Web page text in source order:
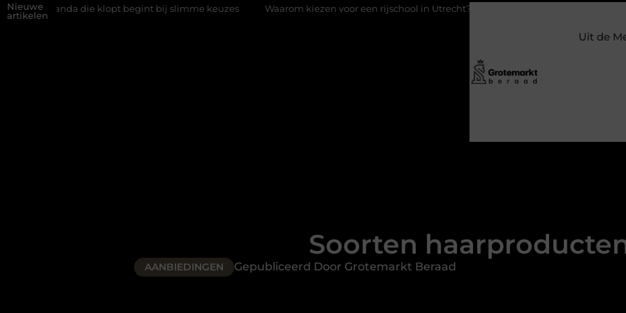
Nieuwe
artikelen
klopt begint bij slimme keuzes Waarom kiezen voor een rijschool in Utrecht? Duurzaamheid verweven in de bedrijfsvoering
Uit de
Soorten
AANBIEDINGEN Gepubliceerd Door Grotemarkt Beraad